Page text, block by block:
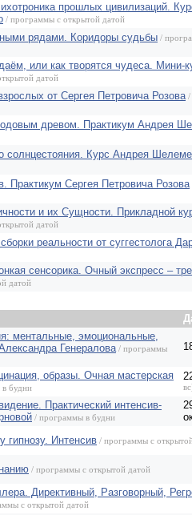
прошлых цивилизаций.
/ программы с открытой датой
рядами. Коридоры судьбы /
или как творятся чудеса. Мини-
датой
от Сергея Петровича Розова /
древом. Практикум Андрея
солнцестояния. Курс Андрея
Практикум Сергея Петровича Розова
и их Сущности. Прикладной
датой
реальности от суггестолога
сенсорика. Очный экспресс –
датой
ментальные, эмоциональные,
Генералова / программы
образы. Очная мастерская
будни
Практический интенсив-
/ программы в будни
гипнозу. Интенсив / программы с
/ программы с открытой датой
Директивный, Разговорный,
с открытой датой